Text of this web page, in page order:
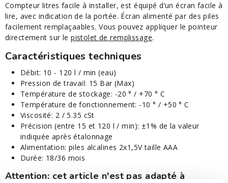
Compteur litres facile à installer, est équipé d’un écran facile à
lire, avec indication de la portée. Écran alimenté par des piles
facilement remplaçaables. Vous pouvez appliquer le pointeur
directement sur lepistolet de remplissage.
Caractéristiques techniques
Débit: 10 - 120 l / min (eau)
Pression de travail: 15 Bar (Max)
Température de stockage: -20 ° / +70 ° C
Température de fonctionnement: -10 ° / +50 ° C
Viscosité: 2 / 5.35 cSt
Précision (entre 15 et 120 l / min): ±1% de la valeur
indiquée après étalonnage
Alimentation: piles alcalines 2x1,5V taille AAA
Durée: 18/36 mois
Attention: cet article n'est pas adapté à